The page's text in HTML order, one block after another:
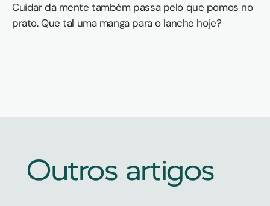
Cuidar da mente também passa pelo que pomos no
prato. Que tal uma manga para o lanche hoje?
Outros artigos